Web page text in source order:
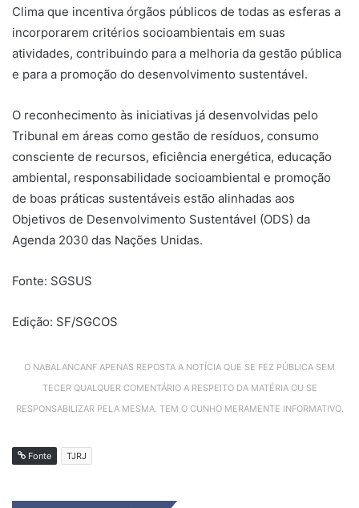
Clima que incentiva órgãos públicos de todas as esferas a
incorporarem critérios socioambientais em suas
atividades, contribuindo para a melhoria da gestão pública
e para a promoção do desenvolvimento sustentável.
O reconhecimento às iniciativas já desenvolvidas pelo
Tribunal em áreas como gestão de resíduos, consumo
consciente de recursos, eficiência energética, educação
ambiental, responsabilidade socioambiental e promoção
de boas práticas sustentáveis estão alinhadas aos
Objetivos de Desenvolvimento Sustentável (ODS) da
Agenda 2030 das Nações Unidas.
Fonte: SGSUS
Edição: SF/SGCOS
O NABALANCANF APENAS REPOSTA A NOTÍCIA QUE SE FEZ PÚBLICA SEM
TECER QUALQUER COMENTÁRIO A RESPEITO DA MATÉRIA OU SE
RESPONSABILIZAR PELA MESMA. TEM O CUNHO MERAMENTE INFORMATIVO.
Fonte TJRJ